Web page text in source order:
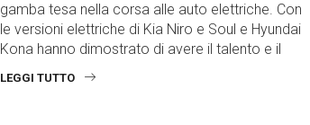
gamba tesa nella corsa alle auto elettriche. Con
le versioni elettriche di Kia Niro e Soul e Hyundai
Kona hanno dimostrato di avere il talento e il
LEGGI TUTTO